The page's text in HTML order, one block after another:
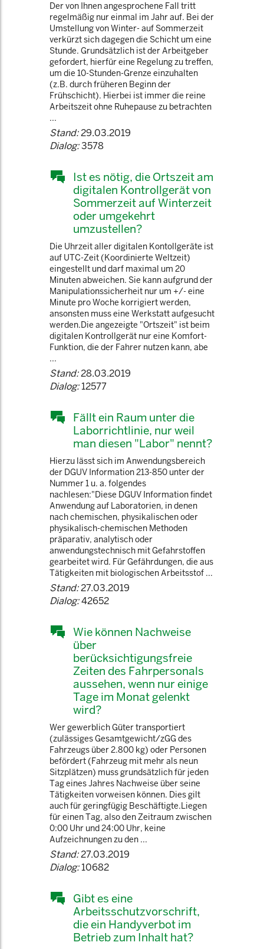
Der von Ihnen angesprochene Fall tritt
regelmäßig nur einmal im Jahr auf. Bei der
Umstellung von Winter- auf Sommerzeit
verkürzt sich dagegen die Schicht um eine
Stunde. Grundsätzlich ist der Arbeitgeber
gefordert, hierfür eine Regelung zu treffen,
um die 10-Stunden-Grenze einzuhalten
(z.B. durch früheren Beginn der
Frühschicht). Hierbei ist immer die reine
Arbeitszeit ohne Ruhepause zu betrachten
...
Stand:29.03.2019
Dialog:3578
Ist es nötig, die Ortszeit am
digitalen Kontrollgerät von
Sommerzeit auf Winterzeit
oder umgekehrt
umzustellen?
Die Uhrzeit aller digitalen Kontollgeräte ist
auf UTC-Zeit (Koordinierte Weltzeit)
eingestellt und darf maximal um 20
Minuten abweichen. Sie kann aufgrund der
Manipulationssicherheit nur um +/- eine
Minute pro Woche korrigiert werden,
ansonsten muss eine Werkstatt aufgesucht
werden.Die angezeigte "Ortszeit" ist beim
digitalen Kontrollgerät nur eine Komfort-
Funktion, die der Fahrer nutzen kann, abe
...
Stand:28.03.2019
Dialog:12577
Fällt ein Raum unter die
Laborrichtlinie, nur weil
man diesen "Labor" nennt?
Hierzu lässt sich im Anwendungsbereich
der DGUV Information 213-850 unter der
Nummer 1 u. a. folgendes
nachlesen:"Diese DGUV Information findet
Anwendung auf Laboratorien, in denen
nach chemischen, physikalischen oder
physikalisch-chemischen Methoden
präparativ, analytisch oder
anwendungstechnisch mit Gefahrstoffen
gearbeitet wird. Für Gefährdungen, die aus
Tätigkeiten mit biologischen Arbeitsstof ...
Stand:27.03.2019
Dialog:42652
Wie können Nachweise
über
berücksichtigungsfreie
Zeiten des Fahrpersonals
aussehen, wenn nur einige
Tage im Monat gelenkt
wird?
Wer gewerblich Güter transportiert
(zulässiges Gesamtgewicht/zGG des
Fahrzeugs über 2.800 kg) oder Personen
befördert (Fahrzeug mit mehr als neun
Sitzplätzen) muss grundsätzlich für jeden
Tag eines Jahres Nachweise über seine
Tätigkeiten vorweisen können. Dies gilt
auch für geringfügig Beschäftigte.Liegen
für einen Tag, also den Zeitraum zwischen
0:00 Uhr und 24:00 Uhr, keine
Aufzeichnungen zu den ...
Stand:27.03.2019
Dialog:10682
Gibt es eine
Arbeitsschutzvorschrift,
die ein Handyverbot im
Betrieb zum Inhalt hat?